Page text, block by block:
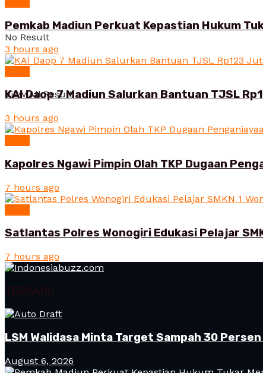
No Result
View All Result
Pemkab Madiun Perkuat Kepastian Hukum
3 hours ago
KAI Daop 7 Madiun Salurkan Bantuan TJSL
3 hours ago
Kapolres Ngawi Pimpin Olah TKP Dugaan
7 hours ago
Satlantas Polres Wonogiri Edukasi Pelajar
7 hours ago
TERBARU
LSM Walidasa Minta Target Sampah 30
August 6, 2026